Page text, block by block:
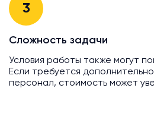
3
Сложность задачи
Условия работы также могут
Если требуется
персонал, стоимость может